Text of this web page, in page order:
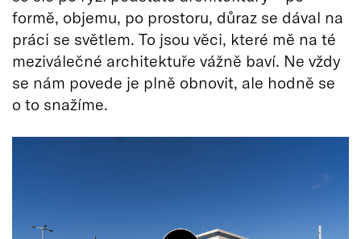
formě, objemu, po prostoru, důraz se dával na
práci se světlem. To jsou věci, které mě na té
meziválečné architektuře vážně baví. Ne vždy
se nám povede je plně obnovit, ale hodně se
o to snažíme.